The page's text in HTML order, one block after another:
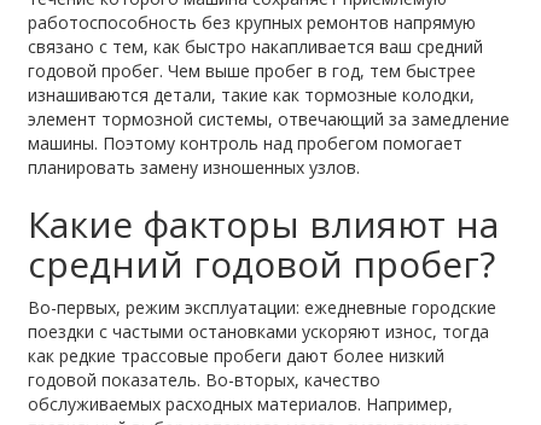
работоспособность без крупных ремонтов напрямую
связано с тем, как быстро накапливается ваш средний
годовой пробег. Чем выше пробег в год, тем быстрее
изнашиваются детали, такие как тормозные колодки,
элемент тормозной системы, отвечающий за замедление
машины. Поэтому контроль над пробегом помогает
планировать замену изношенных узлов.
Какие факторы влияют на
средний годовой пробег?
Во-первых, режим эксплуатации: ежедневные городские
поездки с частыми остановками ускоряют износ, тогда
как редкие трассовые пробеги дают более низкий
годовой показатель. Во-вторых, качество
обслуживаемых расходных материалов. Например,